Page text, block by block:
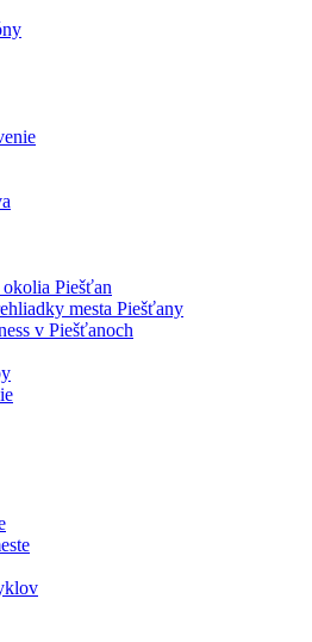
Piešťan
mesta Piešťany
v Piešťanoch